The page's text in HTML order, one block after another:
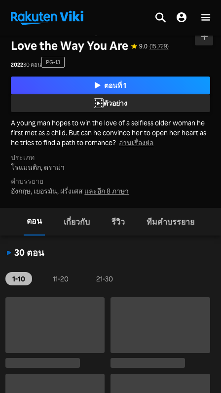
Love the Way You Are 9.0 (15,729)
202230 ตอน PG-13
ตอนที่ 1
ตัวอย่าง
A young man hopes to win the love of a selfless older woman he
first met as a child. But can he convince her to open her heart as
he tries to find a path to romance? อ่านเรื่องย่อ
ประเภท
โรแมนติก, ดราม่า
คำบรรยาย
อังกฤษ, เยอรมัน, ฝรั่งเศส และอีก 8 ภาษา
ตอน เกี่ยวกับ รีวิว ทีมคำบรรยาย
30 ตอน
1-10 11-20 21-30